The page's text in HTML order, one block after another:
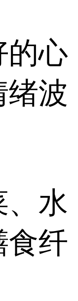
的心
绪波
、水
食纤